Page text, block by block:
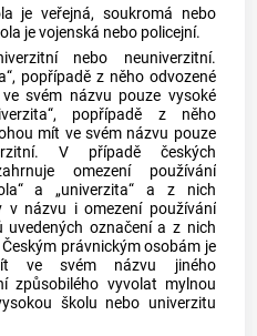
je veřejná, soukromá nebo
je vojenská nebo policejní.
nebo neuniverzitní.
popřípadě z něho odvozené
svém názvu pouze vysoké
“, popřípadě z něho
mít ve svém názvu pouze
V případě českých
omezení používání
a „univerzita“ a z nich
v názvu i omezení používání
uvedených označení a z nich
právnickým osobám je
ve svém názvu jiného
způsobilého vyvolat mylnou
školu nebo univerzitu